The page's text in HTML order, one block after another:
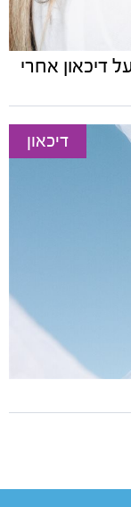
דיכאון אחרי
דיכאון